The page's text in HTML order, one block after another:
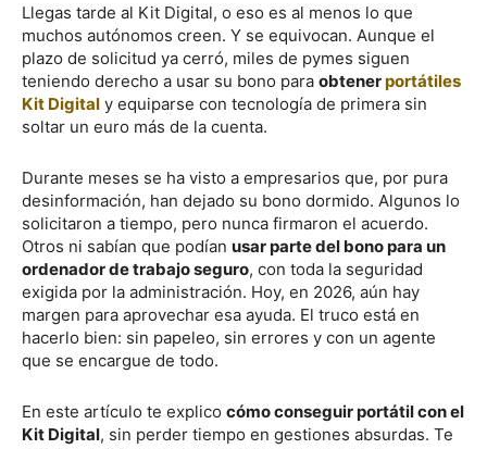
Llegas tarde al Kit Digital, o eso es al menos lo que
muchos autónomos creen. Y se equivocan. Aunque el
plazo de solicitud ya cerró, miles de pymes siguen
teniendo derecho a usar su bono para obtenerportátiles
Kit Digital y equiparse con tecnología de primera sin
soltar un euro más de la cuenta.
Durante meses se ha visto a empresarios que, por pura
desinformación, han dejado su bono dormido. Algunos lo
solicitaron a tiempo, pero nunca firmaron el acuerdo.
Otros ni sabían que podían usar parte del bono para un
ordenador de trabajo seguro, con toda la seguridad
exigida por la administración. Hoy, en 2026, aún hay
margen para aprovechar esa ayuda. El truco está en
hacerlo bien: sin papeleo, sin errores y con un agente
que se encargue de todo.
En este artículo te explico cómo conseguir portátil con el
Kit Digital, sin perder tiempo en gestiones absurdas. Te